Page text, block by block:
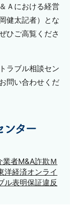
Ａにおける経営
健太記者）とな
ひご高覧くださ
ラブル相談セン
問い合わせくだ
業者M&A詐欺Ｍ
洋経済オンライ
ル表明保証違反